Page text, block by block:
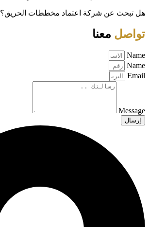
هل تبحث عن شركة اعتماد مخططات الحريق؟
تواصل معنا
Name
Name
Email
Message
إرسال